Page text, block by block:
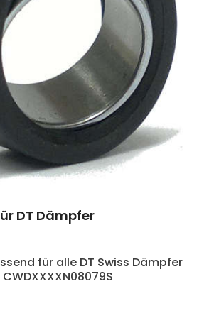
benutze die
Gib den
DT Dämpfer
für alle DT Swiss Dämpfer